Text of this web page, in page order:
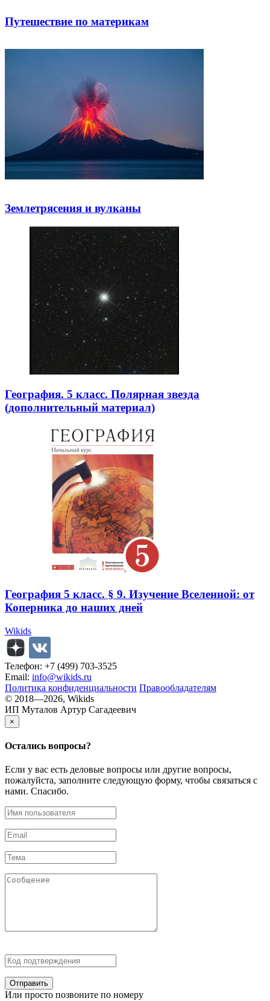
Путешествие по материкам
Землетрясения и вулканы
География. 5 класс. Полярная звезда
(дополнительный материал)
География 5 класс. § 9. Изучение Вселенной: от
Коперника до наших дней
Wikids
Телефон: +7 (499) 703-3525
Email: info@wikids.ru
Политика конфиденциальности Правообладателям
© 2018—2026, Wikids
ИП Муталов Артур Сагадеевич
×
Остались вопросы?
Если у вас есть деловые вопросы или другие вопросы,
пожалуйста, заполните следующую форму, чтобы связаться с
нами. Спасибо.
Отправить
Или просто позвоните по номеру